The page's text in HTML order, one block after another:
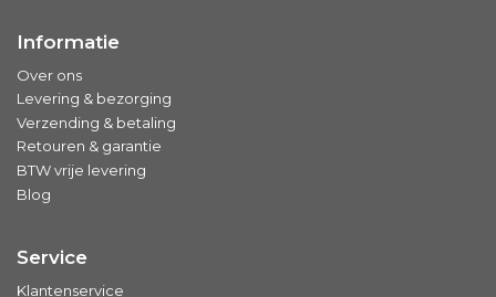
Informatie
Over ons
Levering & bezorging
Verzending & betaling
Retouren & garantie
BTW vrije levering
Blog
Service
Klantenservice